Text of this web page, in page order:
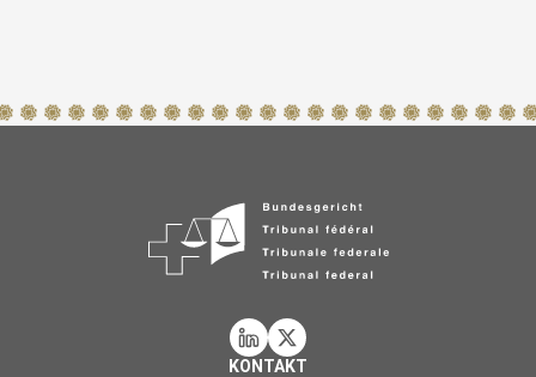
KONTAKT